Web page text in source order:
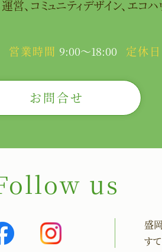
営、 コミュニティデザイン、エコ
営業時間 9:00～18:00 定休日
お問合せ
us
盛
す